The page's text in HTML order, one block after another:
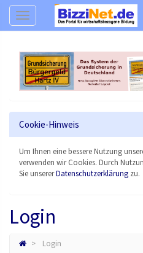
Navigation
Cookie-Hinweis
Um Ihnen eine bessere Nutzung
verwenden wir Cookies. Durch
Sie unsererDatenschutzerklärung zu.
Login
Login